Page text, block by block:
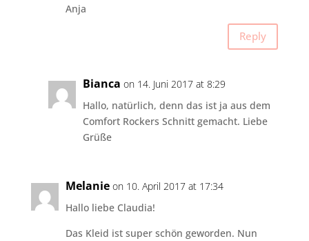
Anja
Reply
Bianca on 14. Juni 2017 at 8:29
Hallo, natürlich, denn das ist ja aus dem
Comfort Rockers Schnitt gemacht. Liebe
Grüße
Melanie on 10. April 2017 at 17:34
Hallo liebe Claudia!
Das Kleid ist super schön geworden. Nun